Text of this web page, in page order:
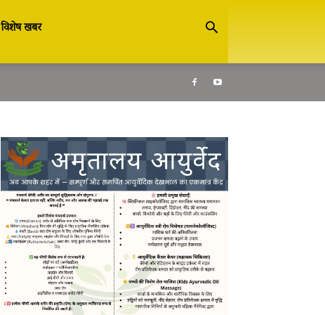
विशेष खबर